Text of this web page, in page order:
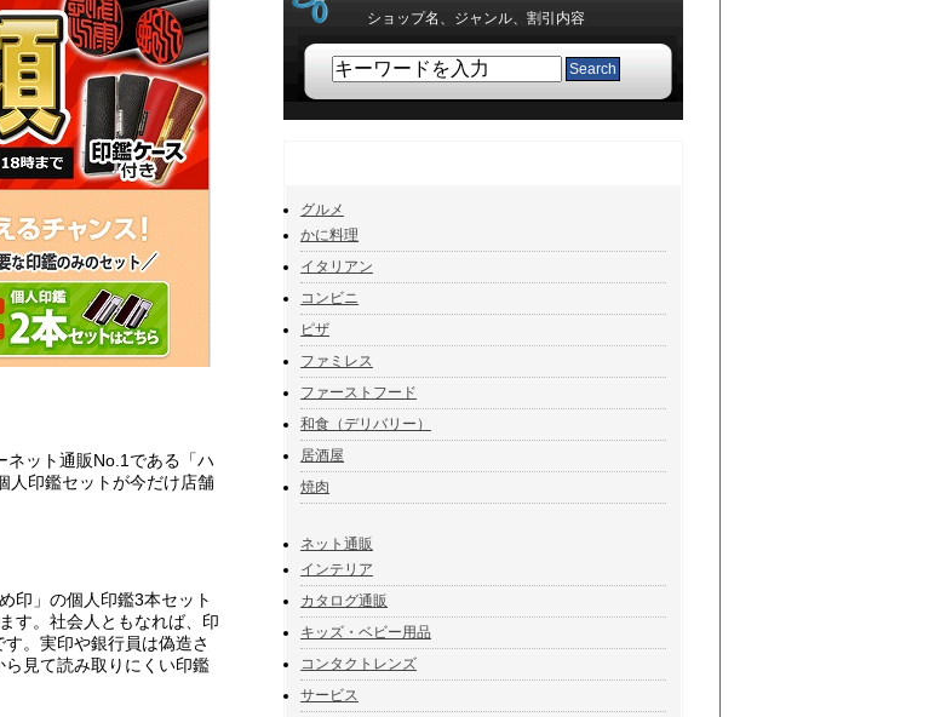
ネット通販No.1である「ハ
人印鑑セットが今だけ店舗
印」の個人印鑑3本セット
す。社会人ともなれば、印
。実印や銀行員は偽造さ
見て読み取りにくい印鑑
ショップ名、ジャンル、割引内容
グルメ
かに料理
イタリアン
コンビニ
ピザ
ファミレス
ファーストフード
和食（デリバリー）
居酒屋
焼肉
ネット通販
インテリア
カタログ通販
キッズ・ベビー用品
コンタクトレンズ
サービス